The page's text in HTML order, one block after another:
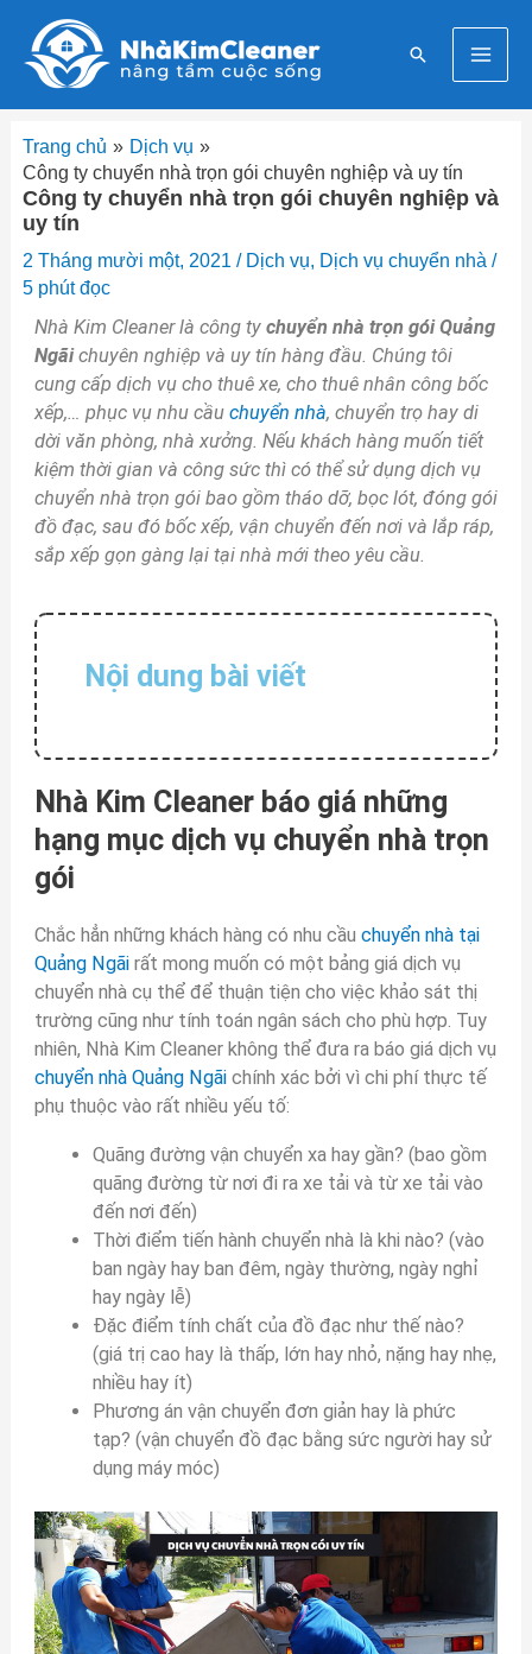
nội
Tìm
Main
Trang chủ
Dịch vụ
Công ty chuyển nhà trọn gói chuyên nghiệp và uy tín
Công ty chuyển nhà trọn gói chuyên nghiệp và
uy tín
2 Tháng mười một, 2021 / Dịch vụ, Dịch vụ chuyển nhà /
5 phút đọc
Nhà Kim Cleaner là công ty chuyển nhà trọn gói Quảng
Ngãichuyên nghiệp và uy tín hàng đầu. Chúng tôi
cung cấp dịch vụ cho thuê xe, cho thuê nhân công bốc
xếp,… phục vụ nhu cầu chuyển nhà, chuyển trọ hay di
dời văn phòng, nhà xưởng. Nếu khách hàng muốn tiết
kiệm thời gian và công sức thì có thể sử dụng dịch vụ
chuyển nhà trọn gói bao gồm tháo dỡ, bọc lót, đóng gói
đồ đạc, sau đó bốc xếp, vận chuyển đến nơi và lắp ráp,
sắp xếp gọn gàng lại tại nhà mới theo yêu cầu.
Nội dung bài viết
Nhà Kim Cleaner báo giá những
hạng mục dịch vụ chuyển nhà trọn
gói
Chắc hẳn những khách hàng có nhu cầu chuyển nhà tại
Quảng Ngãirất mong muốn có một bảng giá dịch vụ
chuyển nhà cụ thể để thuận tiện cho việc khảo sát thị
trường cũng như tính toán ngân sách cho phù hợp. Tuy
nhiên, Nhà Kim Cleaner không thể đưa ra báo giá dịch vụ
chuyển nhà Quảng Ngãichính xác bởi vì chi phí thực tế
phụ thuộc vào rất nhiều yếu tố:
Quãng đường vận chuyển xa hay gần? (bao gồm
quãng đường từ nơi đi ra xe tải và từ xe tải vào
đến nơi đến)
Thời điểm tiến hành chuyển nhà là khi nào? (vào
ban ngày hay ban đêm, ngày thường, ngày nghỉ
hay ngày lễ)
Đặc điểm tính chất của đồ đạc như thế nào?
(giá trị cao hay là thấp, lớn hay nhỏ, nặng hay nhẹ,
nhiều hay ít)
Phương án vận chuyển đơn giản hay là phức
tạp? (vận chuyển đồ đạc bằng sức người hay sử
dụng máy móc)